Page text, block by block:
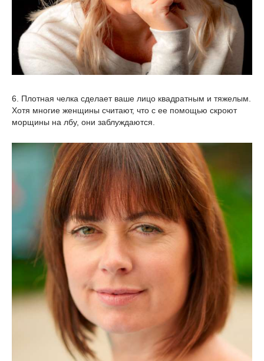
6. Плотная челка сделает ваше лицо квадратным и тяжелым.
Хотя многие женщины считают, что с ее помощью скроют
морщины на лбу, они заблуждаются.